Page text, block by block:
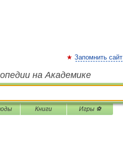
Запомнить сайт
на Академике
Книги Игры ⚽